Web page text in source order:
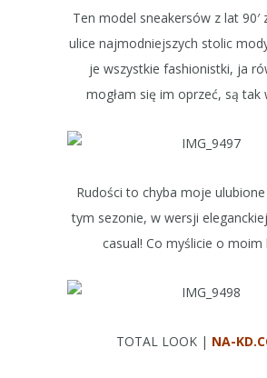
Ten model sneakersów z lat 90′
ulice najmodniejszych stolic
je wszystkie fashionistki, ja
mogłam się im oprzeć, są tak
Rudości to chyba moje
tym sezonie, w wersji
casual! Co myślicie o moim
TOTAL LOOK | NA-